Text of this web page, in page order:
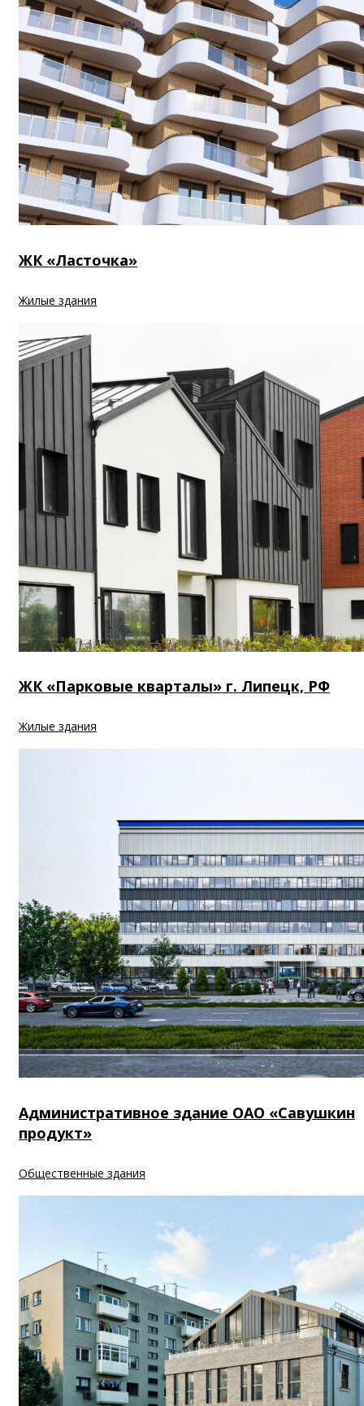
ЖК «Ласточка»
Жилые здания
ЖК «Парковые кварталы» г. Липецк, РФ
Жилые здания
Административное здание ОАО «Савушкин
продукт»
Общественные здания